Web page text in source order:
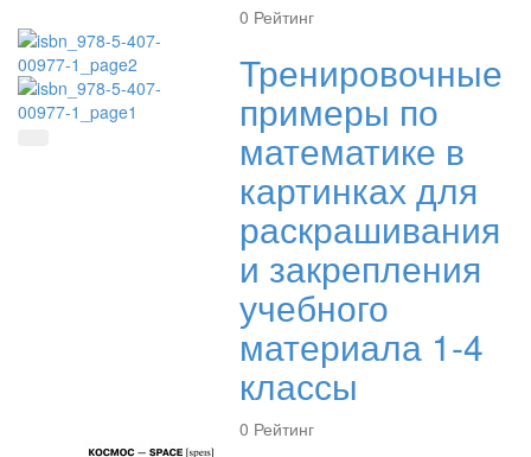
0 Рейтинг
Тренировочные
примеры по
математике в
картинках для
раскрашивания
и закрепления
учебного
материала 1-4
классы
0 Рейтинг